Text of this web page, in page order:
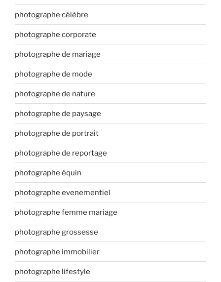
photographe célèbre
photographe corporate
photographe de mariage
photographe de mode
photographe de nature
photographe de paysage
photographe de portrait
photographe de reportage
photographe équin
photographe evenementiel
photographe femme mariage
photographe grossesse
photographe immobilier
photographe lifestyle